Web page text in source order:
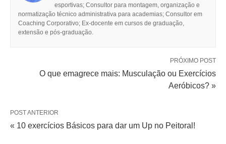
esportivas; Consultor para montagem, organização e
normatização técnico administrativa para academias; Consultor em
Coaching Corporativo; Ex-docente em cursos de graduação,
extensão e pós-graduação.
PRÓXIMO POST
O que emagrece mais: Musculação ou Exercícios
Aeróbicos? »
POST ANTERIOR
« 10 exercícios Básicos para dar um Up no Peitoral!